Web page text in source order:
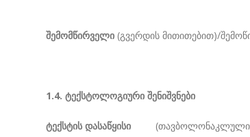
შემომწირველი (გვერდის მითითებით)/
1.4. ტექსტოლოგიური შენიშვნები
ტექსტის დასაწყისი